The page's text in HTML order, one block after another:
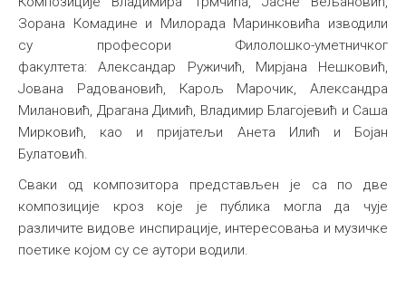
Зорана Комадине и Милорада Маринковића изводили
су професори Филолошко-уметничког
факултета: Александар Ружичић, Мирјана Нешковић,
Јована Радовановић, Карољ Марочик, Александра
Милановић, Драгана Димић, Владимир Благојевић и Саша
Мирковић, као и пријатељи Анета Илић и Бојан
Булатовић.
Сваки од композитора представљен је са по две
композиције кроз које је публика могла да чује
различите видове инспирације, интересовања и музичке
поетике којом су се аутори водили.